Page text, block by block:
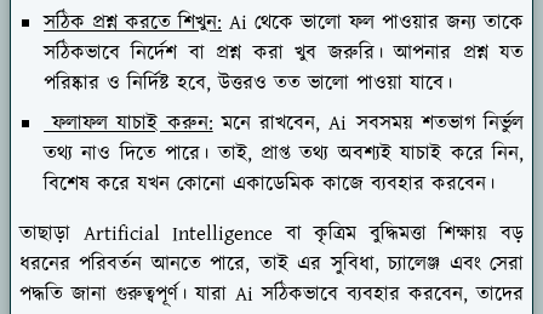
সঠিক প্রশ্ন করতে শিখুন: Ai থেকে ভালো ফল পাওয়ার জন্য তাকে
সঠিকভাবে নির্দেশ বা প্রশ্ন করা খুব জরুরি। আপনার প্রশ্ন যত
পরিষ্কার ও নির্দিষ্ট হবে, উত্তরও তত ভালো পাওয়া যাবে।
ফলাফল যাচাই করুন:মনে রাখবেন, Ai সবসময় শতভাগ নির্ভুল
তথ্য নাও দিতে পারে। তাই, প্রাপ্ত তথ্য অবশ্যই যাচাই করে নিন,
বিশেষ করে যখন কোনো একাডেমিক কাজে ব্যবহার করবেন।
তাছাড়া Artificial Intelligence বা কৃত্রিম বুদ্ধিমত্তা শিক্ষায় বড়
ধরনের পরিবর্তন আনতে পারে, তাই এর সুবিধা, চ্যালেঞ্জ এবং সেরা
পদ্ধতি জানা গুরুত্বপূর্ণ। যারা Ai সঠিকভাবে ব্যবহার করবেন, তাদের